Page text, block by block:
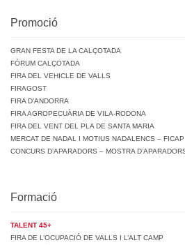
Promoció
GRAN FESTA DE LA CALÇOTADA
FÒRUM CALÇOTADA
FIRA DEL VEHICLE DE VALLS
FIRAGOST
FIRA D’ANDORRA
FIRA AGROPECUÀRIA DE VILA-RODONA
FIRA DEL VENT DEL PLA DE SANTA MARIA
MERCAT DE NADAL I MOTIUS NADALENCS – FICAP
CONCURS D’APARADORS – MOSTRA
Formació
TALENT 45+
FIRA DE L’OCUPACIÓ DE VALLS I L’ALT CAMP